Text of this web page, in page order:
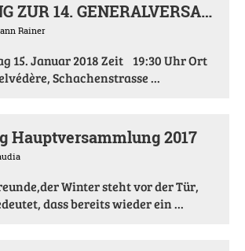
EINLADUNG ZUR 14. GENERALVERSAMMLUNG BO-Tennis
Rainer
15. Januar 2018 Zeit 19:30 Uhr Ort
Schachenstrasse ...
Hauptversammlung 2017
Winter steht vor der Tür,
dass bereits wieder ein ...